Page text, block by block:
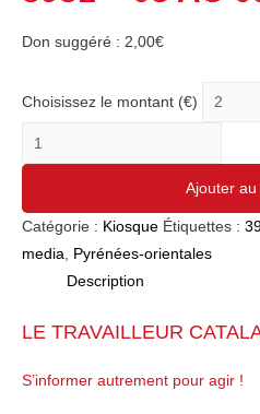
Don suggéré : 2,00€
Choisissez le montant (€)
quantité
de
-
Ajouter
Catégorie : Kiosque Étiquettes :
media
Pyrénées-orientales
Description
LE TRAVAILLEUR
S’informer autrement pour agir !